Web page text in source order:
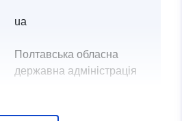
ua
Полтавська обласна
державна адміністрація